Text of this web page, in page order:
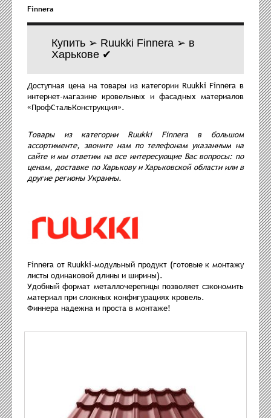
Finnera
Купить ➢ Ruukki Finnera ➢ в
Харькове ✔
Доступная цена на товары из категории Ruukki Finnera в
интернет-магазине кровельных и фасадных материалов
«ПрофСтальКонструкция».
Товары из категории Ruukki Finnera в большом
ассортименте, звоните нам по телефонам указанным на
сайте и мы ответим на все интересующие Вас вопросы: по
ценам, доставке по Харькову и Харьковской области или в
другие регионы Украины.
Finnera от Ruukki-модульный продукт (готовые к монтажу
листы одинаковой длины и ширины).
Удобный формат металлочерепицы позволяет сэкономить
материал при сложных конфигурациях кровель.
Финнера надежна и проста в монтаже!